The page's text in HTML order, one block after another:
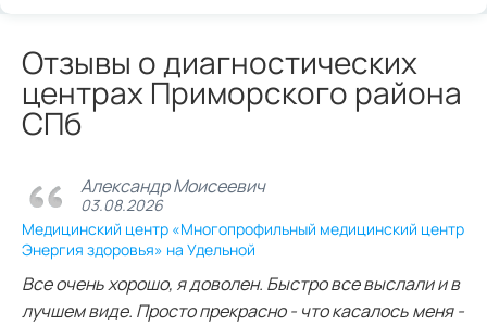
Отзывы о диагностических
центрах Приморского района
СПб
Александр Моисеевич
03.08.2026
Медицинский центр «Многопрофильный медицинский центр
Энергия здоровья» на Удельной
Все очень хорошо, я доволен. Быстро все выслали и в
лучшем виде. Просто прекрасно - что касалось меня -